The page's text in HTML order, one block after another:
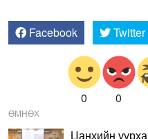
Facebook Twitter
0 0
ӨМНӨХ
Цанхийн